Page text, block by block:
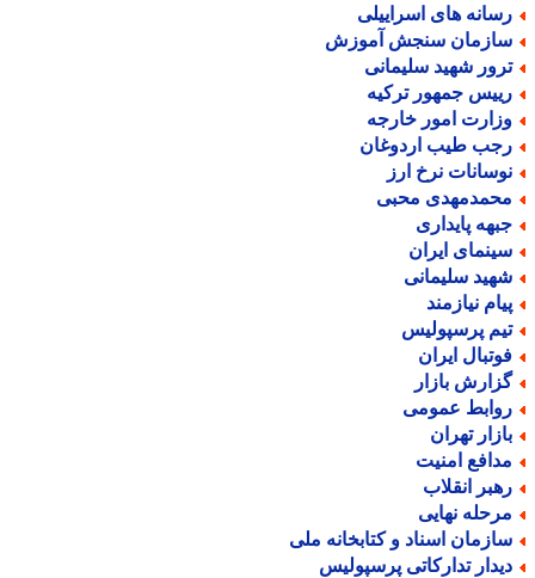
های اسراییلی
سنجش آموزش
شهید سلیمانی
جمهور ترکیه
امور خارجه
طیب اردوغان
نرخ ارز
محبی
پایداری
ایران
سلیمانی
نیازمند
پرسپولیس
ایران
بازار
عمومی
تهران
امنیت
انقلاب
نهایی
اسناد و کتابخانه ملی
تدارکاتی پرسپولیس